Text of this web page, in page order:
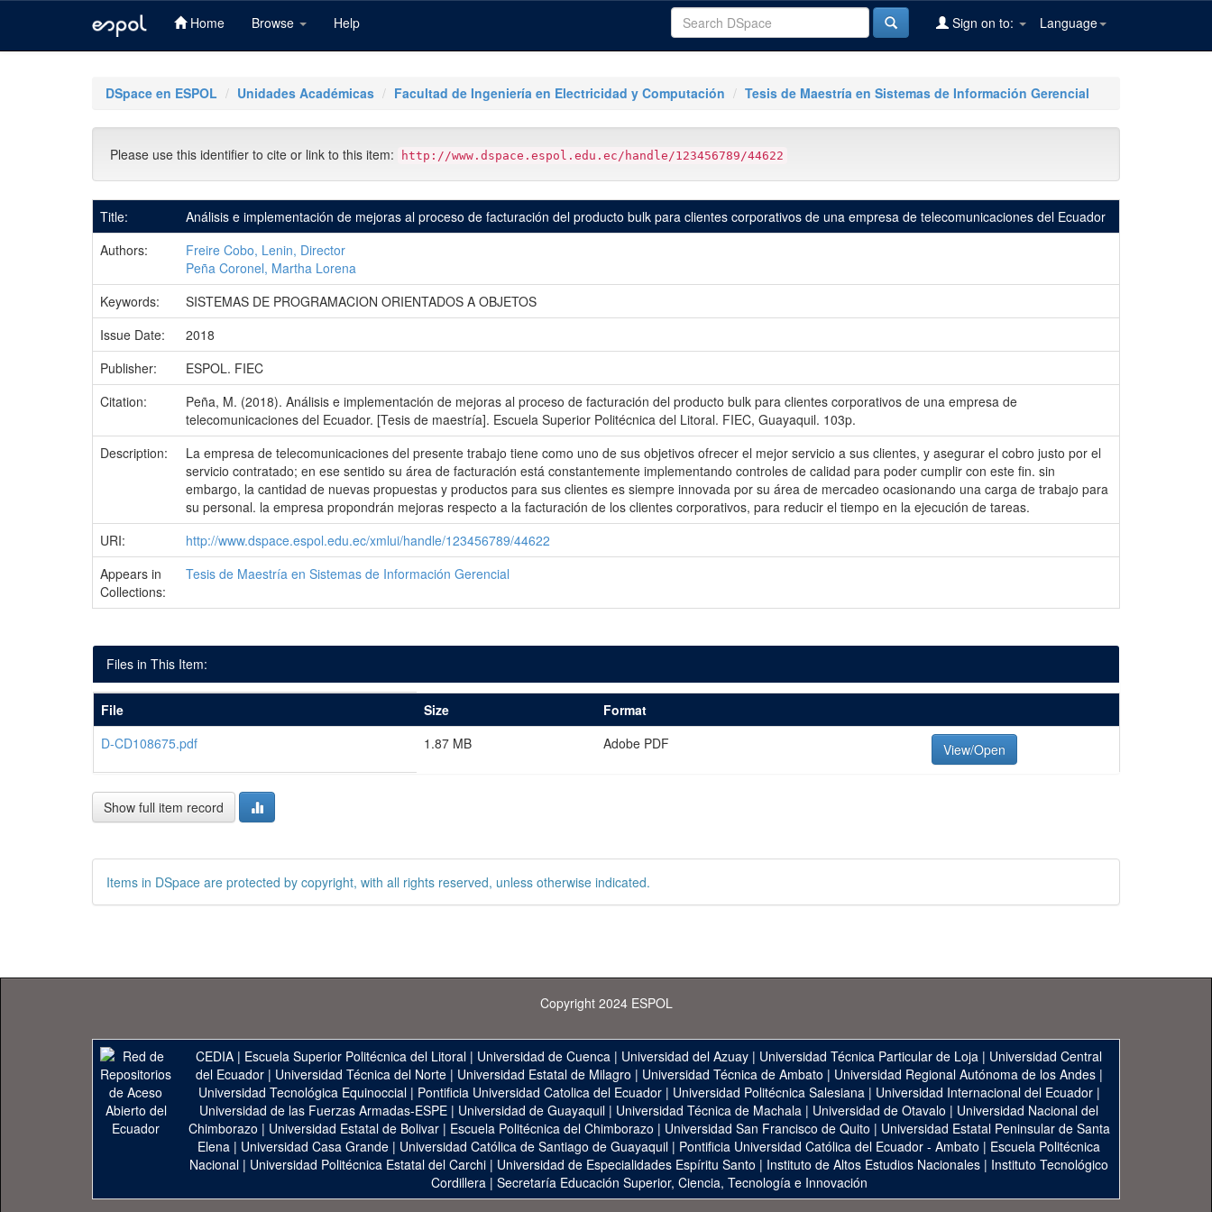
Home Browse Help Language
Sign on to:
DSpace en ESPOL Unidades Académicas Facultad de Ingeniería en Electricidad y Computación Tesis de Maestría en Sistemas de Información Gerencial
Please use this identifier to cite or link to this item: http://www.dspace.espol.edu.ec/handle/123456789/44622
Title:
Análisis e implementación de mejoras al proceso de facturación del producto bulk para clientes corporativos de una empresa de telecomunicaciones del Ecuador
Authors:
Freire Cobo, Lenin, Director
Peña Coronel, Martha Lorena
Keywords:
SISTEMAS DE PROGRAMACION ORIENTADOS A OBJETOS
Issue Date:
2018
Publisher:
ESPOL. FIEC
Citation:
Peña, M. (2018). Análisis e implementación de mejoras al proceso de facturación del producto bulk para clientes corporativos de una empresa de
telecomunicaciones del Ecuador. [Tesis de maestría]. Escuela Superior Politécnica del Litoral. FIEC, Guayaquil. 103p.
Description:
La empresa de telecomunicaciones del presente trabajo tiene como uno de sus objetivos ofrecer el mejor servicio a sus clientes, y asegurar el cobro justo por el
servicio contratado; en ese sentido su área de facturación está constantemente implementando controles de calidad para poder cumplir con este fin. sin
embargo, la cantidad de nuevas propuestas y productos para sus clientes es siempre innovada por su área de mercadeo ocasionando una carga de trabajo para
su personal. la empresa propondrán mejoras respecto a la facturación de los clientes corporativos, para reducir el tiempo en la ejecución de tareas.
URI:
http://www.dspace.espol.edu.ec/xmlui/handle/123456789/44622
Appears in
Collections:
Tesis de Maestría en Sistemas de Información Gerencial
Files in This Item:
File Size
Format
D-CD108675.pdf
1.87 MB Adobe PDF View/Open
Show full item record
Items in DSpace are protected by copyright, with all rights reserved, unless otherwise indicated.
Copyright 2024 ESPOL
CEDIA | Escuela Superior Politécnica del Litoral | Universidad de Cuenca | Universidad del Azuay | Universidad Técnica Particular de Loja | Universidad Central
del Ecuador| Universidad Técnica del Norte| Universidad Estatal de Milagro | Universidad Técnica de Ambato | Universidad Regional Autónoma de los Andes|
Universidad Tecnológica Equinoccial| Pontificia Universidad Catolica del Ecuador| Universidad Politécnica Salesiana| Universidad Internacional del Ecuador|
Universidad de las Fuerzas Armadas-ESPE | Universidad de Guayaquil | Universidad Técnica de Machala | Universidad de Otavalo | Universidad Nacional del
Chimborazo | Universidad Estatal de Bolivar| Escuela Politécnica del Chimborazo | Universidad San Francisco de Quito | Universidad Estatal Peninsular de Santa
Elena | Universidad Casa Grande | Universidad Católica de Santiago de Guayaquil | Pontificia Universidad Católica del Ecuador - Ambato | Escuela Politécnica
Nacional | Universidad Politécnica Estatal del Carchi | Universidad de Especialidades Espíritu Santo | Instituto de Altos Estudios Nacionales | Instituto Tecnológico
Cordillera| Secretaría Educación Superior, Ciencia, Tecnología e Innovación